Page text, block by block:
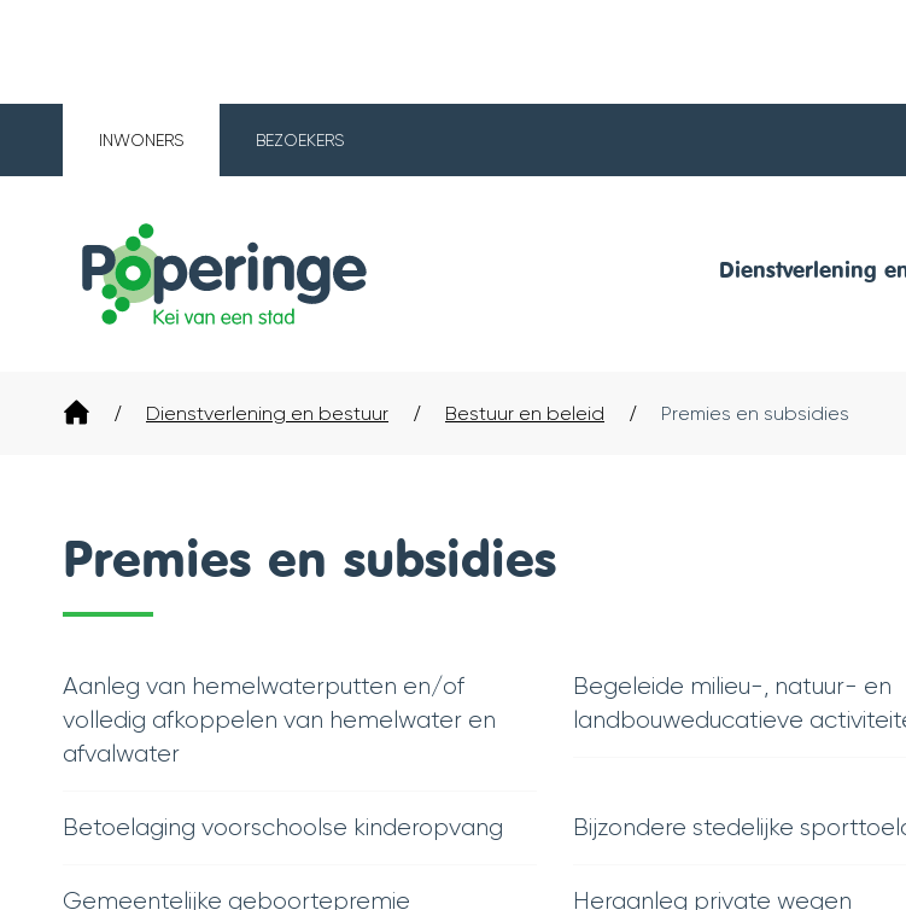
INWONERS BEZOEKERS
Poperinge Dienstverlening
Startpagina
Dienstverlening en bestuur Bestuur en beleid Premies en subsidies
Premies en subsidies
Thema's
Aanleg van hemelwaterputten en/of
volledig afkoppelen van hemelwater en
afvalwater
Begeleide milieu-, natuur- en
landbouweducatieve
Betoelaging voorschoolse kinderopvang Bijzondere stedelijke
Gemeentelijke geboortepremie Heraanleg private wegen